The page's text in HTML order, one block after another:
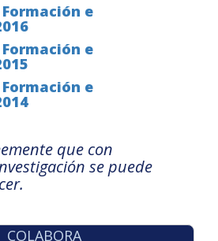
e
e
e
que con
se puede
COLABORA